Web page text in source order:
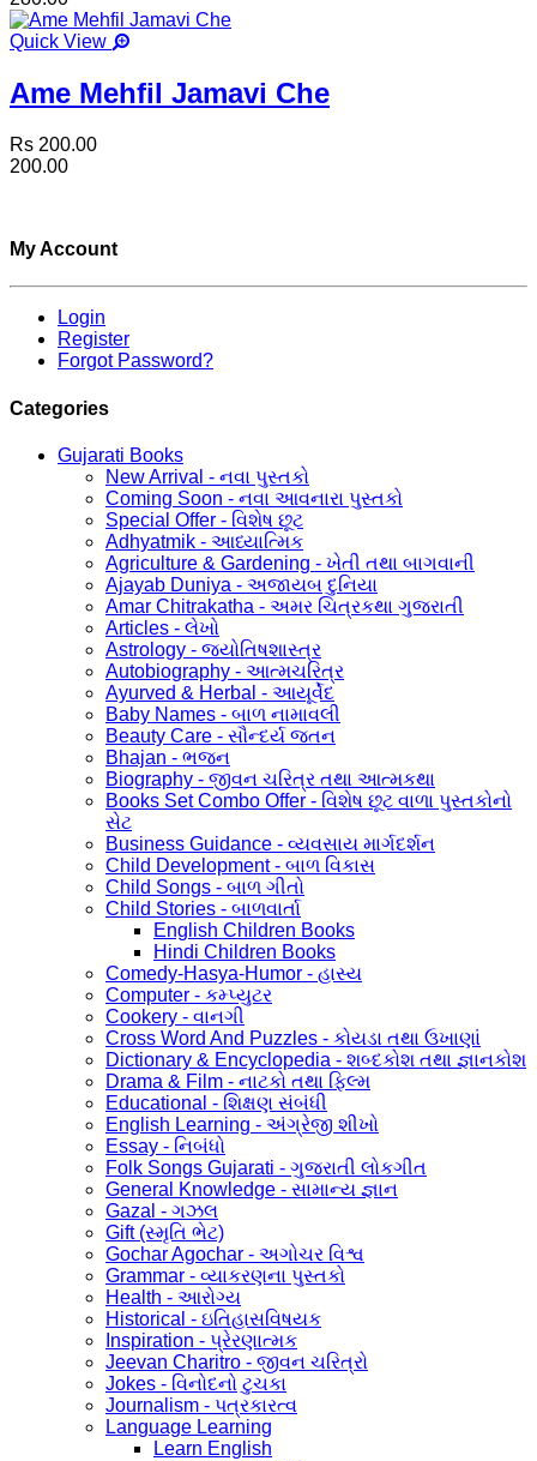
Quick View
Ame Mehfil Jamavi Che
Rs 200.00
200.00
My Account
Login
Register
Forgot Password?
Categories
Gujarati Books
New Arrival - નવા પુસ્તકો
Coming Soon - નવા આવનારા પુસ્તકો
Special Offer - વિશેષ છૂટ
Adhyatmik - આધ્યાત્મિક
Agriculture & Gardening - ખેતી તથા બાગવાની
Ajayab Duniya - અજાયબ દુનિયા
Amar Chitrakatha - અમર ચિત્રકથા ગુજરાતી
Articles - લેખો
Astrology - જ્યોતિષશાસ્ત્ર
Autobiography - આત્મચરિત્ર
Ayurved & Herbal - આયૂર્વેદ
Baby Names - બાળ નામાવલી
Beauty Care - સૌન્દર્ય જતન
Bhajan - ભજન
Biography - જીવન ચરિત્ર તથા આત્મકથા
Books Set Combo Offer - વિશેષ છૂટ વાળા પુસ્તકોનો
સેટ
Business Guidance - વ્યવસાય માર્ગદર્શન
Child Development - બાળ વિકાસ
Child Songs - બાળ ગીતો
Child Stories - બાળવાર્તા
English Children Books
Hindi Children Books
Comedy-Hasya-Humor - હાસ્ય
Computer - કમ્પ્યુટર
Cookery - વાનગી
Cross Word And Puzzles - કોયડા તથા ઉખાણાં
Dictionary & Encyclopedia - શબ્દકોશ તથા જ્ઞાનકોશ
Drama & Film - નાટકો તથા ફિલ્મ
Educational - શિક્ષણ સંબંધી
English Learning - અંગ્રેજી શીખો
Essay - નિબંધો
Folk Songs Gujarati - ગુજરાતી લોકગીત
General Knowledge - સામાન્ય જ્ઞાન
Gazal - ગઝલ
Gift (સ્મૃતિ ભેટ)
Gochar Agochar - અગોચર વિશ્વ
Grammar - વ્યાકરણના પુસ્તકો
Health - આરોગ્ય
Historical - ઇતિહાસવિષયક
Inspiration - પ્રેરણાત્મક
Jeevan Charitro - જીવન ચરિત્રો
Jokes - વિનોદનો ટુચકા
Journalism - પત્રકારત્વ
Language Learning
Learn English